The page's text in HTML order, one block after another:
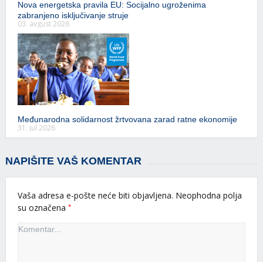
Nova energetska pravila EU: Socijalno ugroženima
zabranjeno isključivanje struje
03. avgust 2026
Međunarodna solidarnost žrtvovana zarad ratne ekonomije
31. jul 2026
NAPIŠITE VAŠ KOMENTAR
Vaša adresa e-pošte neće biti objavljena. Neophodna polja
su označena *